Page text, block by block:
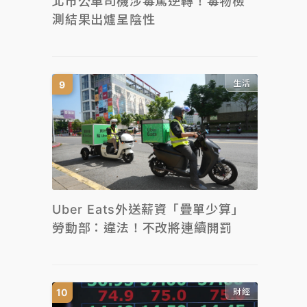
測結果出爐呈陰性
生活
Uber Eats外送薪資「疊單少算」
勞動部：違法！不改將連續開罰
財經